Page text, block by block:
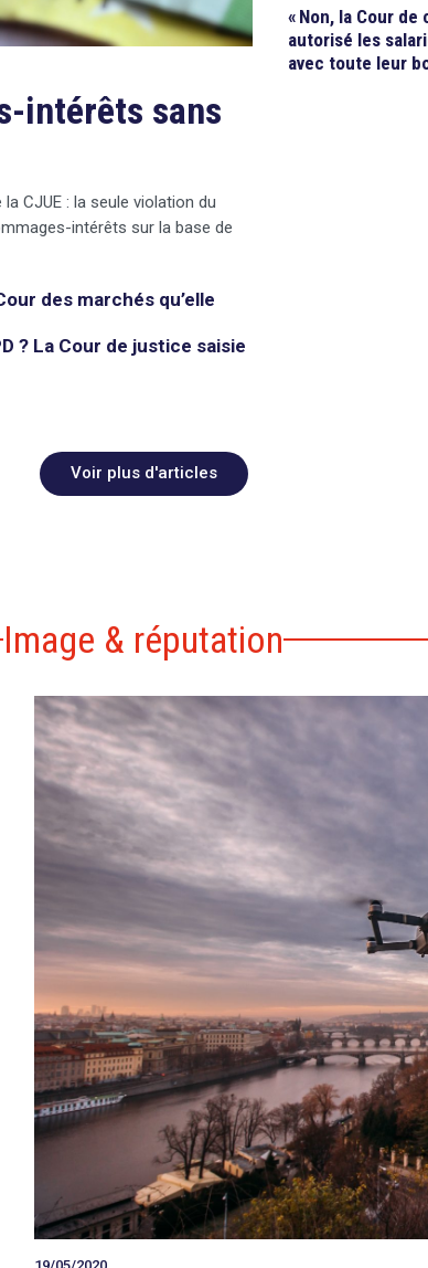
intérêts sans
CJUE : la seule violation du
intérêts sur la base de
des marchés qu’elle
? La Cour de justice saisie
« Non, la Cour de
autorisé les
avec toute leur
Voir plus d'articles
Image & réputation